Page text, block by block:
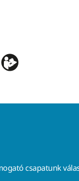
csapatunk